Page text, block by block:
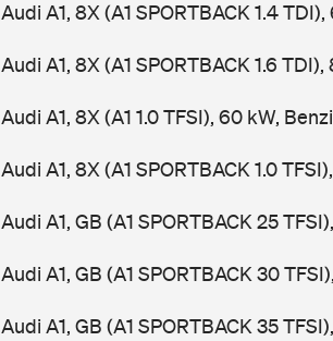
Audi A1, 8X (A1 SPORTBACK 1.4
Audi A1, 8X (A1 SPORTBACK 1.6
Audi A1, 8X (A1 1.0 TFSI), 60 kW,
Audi A1, 8X (A1 SPORTBACK 1.0
Audi A1, GB (A1 SPORTBACK 25
Audi A1, GB (A1 SPORTBACK 30
Audi A1, GB (A1 SPORTBACK 35